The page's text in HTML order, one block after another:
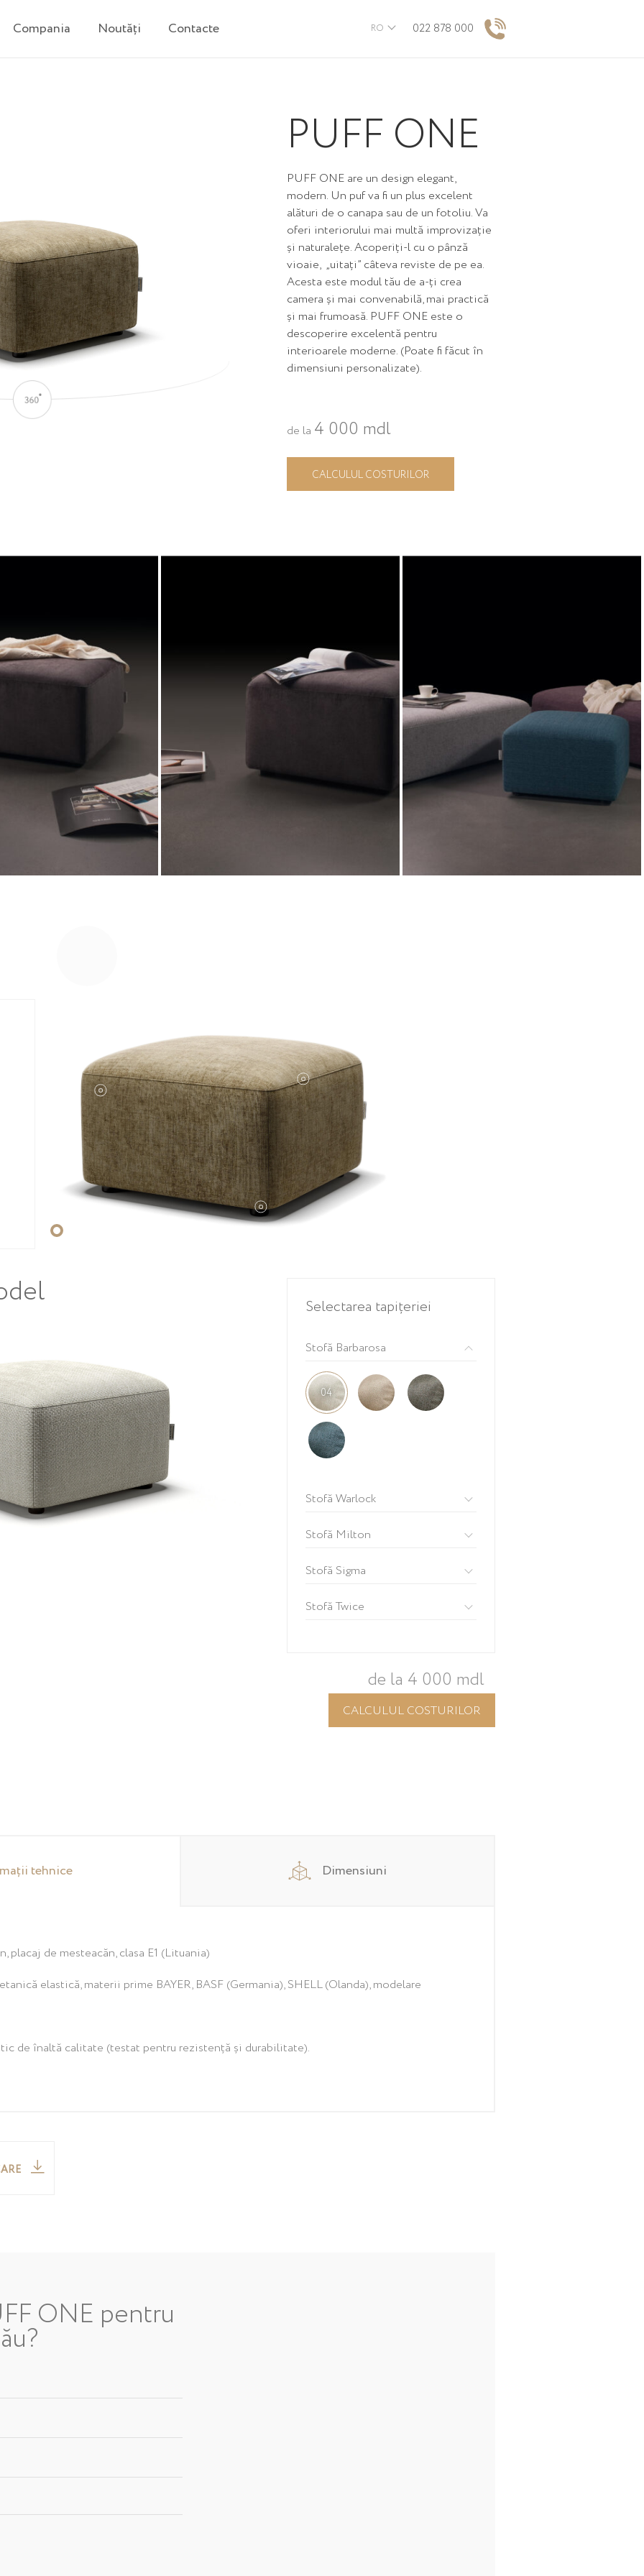
Compania Noutăți Contacte RO 022 878 000
PUFF ONE
PUFF ONE are un design elegant,
modern. Un puf va fi un plus excelent
alături de o canapa sau de un fotoliu. Va
oferi interiorului mai multă improvizație
și naturalețe. Acoperiți-l cu o pânză
vioaie, „uitați” câteva reviste de pe ea.
Acesta este modul tău de a-ți crea
camera și mai convenabilă, mai practică
și mai frumoasă. PUFF ONE este o
descoperire excelentă pentru
interioarele moderne. (Poate fi făcut în
dimensiuni personalizate).
de la 4 000 mdl
CALCULUL COSTURILOR
Selectarea tapițeriei
Stofă Barbarosa
04
Stofă Warlock
Stofă Milton
Stofă Sigma
Stofă Twice
de la 4 000 mdl
CALCULUL COSTURILOR
tehnice Dimensiuni
placaj de mesteacăn, clasa E1 (Lituania)
elastică, materii prime BAYER, BASF (Germania), SHELL (Olanda), modelare
de înaltă calitate (testat pentru rezistență și durabilitate).
ONE pentru